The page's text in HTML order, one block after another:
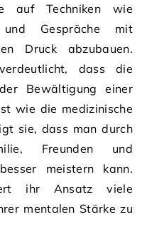
auf Techniken wie
und Gespräche mit
Druck abzubauen.
dass die
Bewältigung einer
wie die medizinische
sie, dass man durch
Freunden und
meistern kann.
ihr Ansatz viele
mentalen Stärke zu